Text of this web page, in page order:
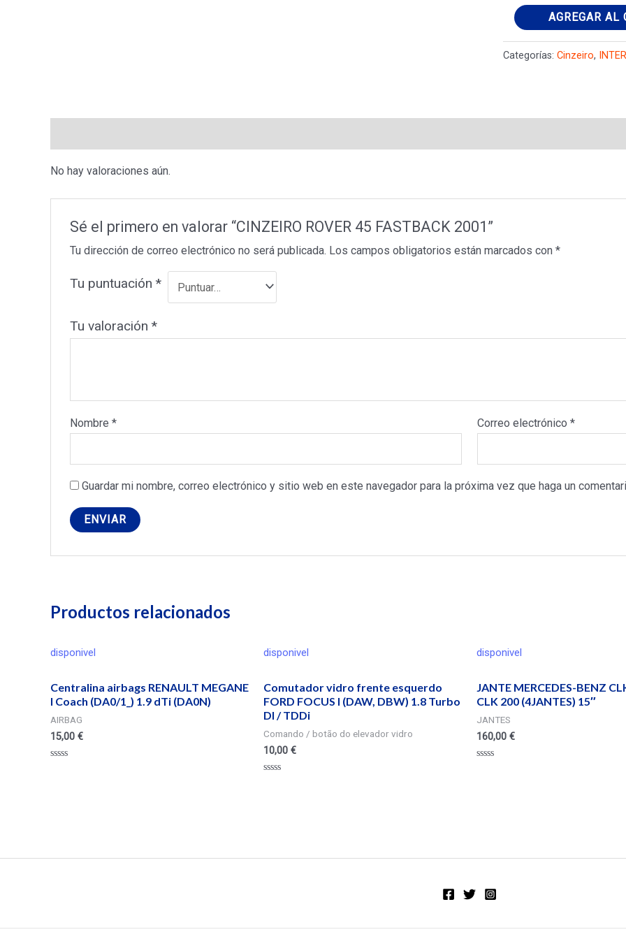
CINZEIRO
ROVER
45
cantidad
AGREGAR AL
Categorías: Cinzeiro,
No hay valoraciones aún.
Sé el primero en valorar “CINZEIRO ROVER 45 FASTBACK 2001”
Tu dirección de correo electrónico no será publicada. Los campos obligatorios están marcados con *
Tu puntuación *
Tu valoración *
Nombre * Correo electrónico*
Guardar mi nombre, correo electrónico y sitio web en este navegador para la próxima vez que haga un
Productos relacionados
disponivel
Centralina airbags RENAULT MEGANE
I Coach (DA0/1_) 1.9 dTi (DA0N)
AIRBAG
15,00 €
disponivel
Comutador vidro frente esquerdo
FORD FOCUS I (DAW, DBW) 1.8 Turbo
DI / TDDi
Comando / botão do elevador vidro
10,00 €
disponivel
JANTE MERCEDES-BENZ
CLK 200 (4JANTES) 15″
JANTES
160,00 €